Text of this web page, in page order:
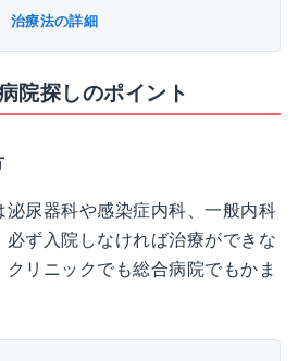
治療法の詳細
院探しのポイント
泌尿器科や感染症内科、一般内科
必ず入院しなければ治療ができな
リニックでも総合病院でもかま